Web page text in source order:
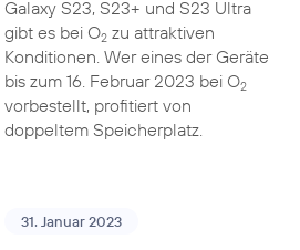
Galaxy S23, S23+ und S23 Ultra
gibt es bei O2zu attraktiven
Konditionen. Wer eines der Geräte
bis zum 16. Februar 2023 bei O2
vorbestellt, profitiert von
doppeltem Speicherplatz.
31. Januar 2023